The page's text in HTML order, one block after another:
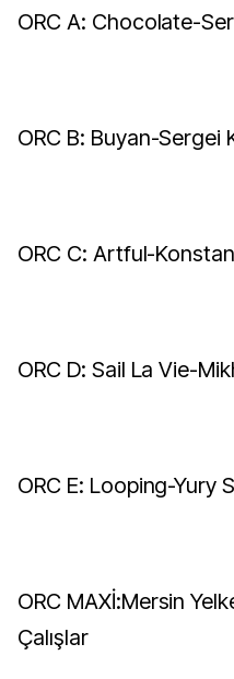
ORC A: Chocolate-
ORC B: Buyan-Sergei
ORC C: Artful-
ORC D: Sail La Vie-
ORC E: Looping-Yury
ORC MAXİ:Mersin
Çalışlar